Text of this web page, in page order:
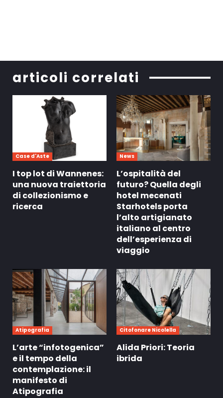
articoli correlati
Case d'Aste
I top lot di Wannenes:
una nuova traiettoria
di collezionismo e
ricerca
News
L’ospitalità del
futuro? Quella degli
hotel mecenati
Starhotels porta
l’alto artigianato
italiano al centro
dell’esperienza di
viaggio
Atipografia
L’arte “infotogenica”
e il tempo della
contemplazione: il
manifesto di
Atipografia
Citofonare Nicolella
Alida Priori: Teoria
ibrida